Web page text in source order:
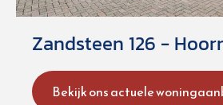
Zandsteen 126 -
Bekijk ons actuele